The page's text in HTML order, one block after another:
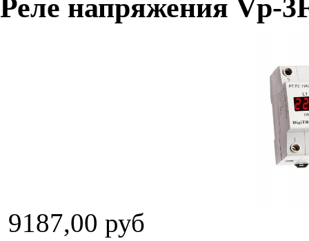
Реле напряжения Vp-
9187,00 руб